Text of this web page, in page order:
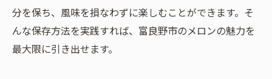
通販でのメロンの選び方と注文のタイミン
グ
お取り寄せメロンの保存方法
分を保ち、風味を損なわずに楽しむことができます。そ
んな保存方法を実践すれば、富良野市のメロンの魅力を
最大限に引き出せます。